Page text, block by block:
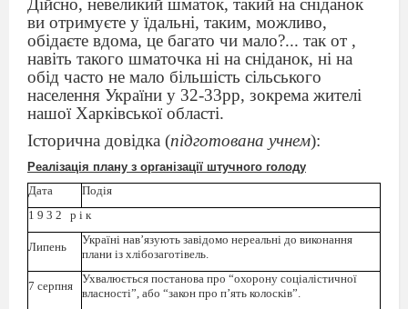
ви отримуєте у їдальні, таким, можливо,
обідаєте вдома, це багато чи мало?... так от ,
навіть такого шматочка ні на сніданок, ні на
обід часто не мало більшість сільського
населення України у 32-33рр, зокрема жителі
нашої Харківської області.
Історична довідка (підготована учнем):
Реалізація плану з організації штучного голоду
Дата
Подія
1 9 3 2
р і к
Липень
Україні нав’язують завідомо нереальні до виконання
плани із хлібозаготівель.
7 серпня
Ухвалюється постанова про “охорону соціалістичної
власності”, або “закон про п’ять колосків”.